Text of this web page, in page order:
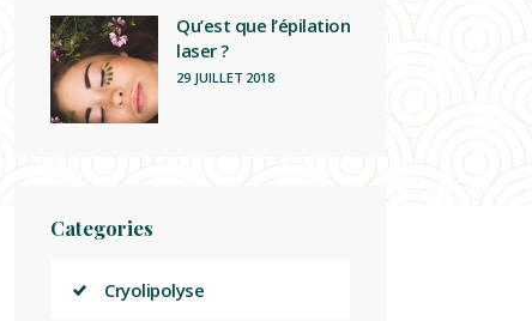
Qu’est que l’épilation
laser ?
29 JUILLET 2018
Categories
Cryolipolyse